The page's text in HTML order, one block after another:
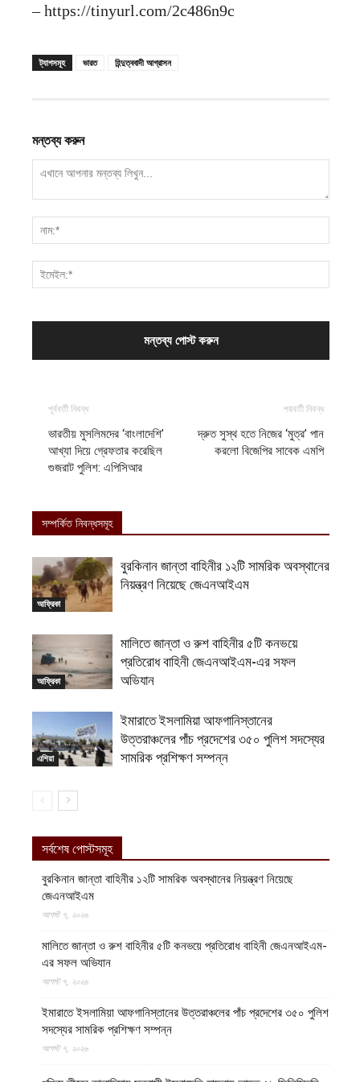
– https://tinyurl.com/2c486n9c
ট্যাগসমূহ ভারত হিন্দুত্ববাদী আগ্রাসন
মন্তব্য করুন
পূর্ববর্তী নিবন্ধ
ভারতীয় মুসলিমদের ‘বাংলাদেশি’
আখ্যা দিয়ে গ্রেফতার করেছিল
গুজরাট পুলিশ: এপিসিআর
পরবর্তী নিবন্ধ
দ্রুত সুস্থ হতে নিজের ‘মুত্র’ পান
করলো বিজেপির সাবেক এমপি
সম্পর্কিত নিবন্ধসমূহ
আফ্রিকা
বুরকিনান জান্তা বাহিনীর ১২টি সামরিক অবস্থানের
নিয়ন্ত্রণ নিয়েছে জেএনআইএম
আফ্রিকা
মালিতে জান্তা ও রুশ বাহিনীর ৫টি কনভয়ে
প্রতিরোধ বাহিনী জেএনআইএম-এর সফল
অভিযান
এশিয়া
ইমারাতে ইসলামিয়া আফগানিস্তানের
উত্তরাঞ্চলের পাঁচ প্রদেশের ৩৫০ পুলিশ সদস্যের
সামরিক প্রশিক্ষণ সম্পন্ন
সর্বশেষ পোস্টসমূহ
বুরকিনান জান্তা বাহিনীর ১২টি সামরিক অবস্থানের নিয়ন্ত্রণ নিয়েছে
জেএনআইএম
আগস্ট ৭, ২০২৬
মালিতে জান্তা ও রুশ বাহিনীর ৫টি কনভয়ে প্রতিরোধ বাহিনী জেএনআইএম-
এর সফল অভিযান
আগস্ট ৭, ২০২৬
ইমারাতে ইসলামিয়া আফগানিস্তানের উত্তরাঞ্চলের পাঁচ প্রদেশের ৩৫০ পুলিশ
সদস্যের সামরিক প্রশিক্ষণ সম্পন্ন
আগস্ট ৭, ২০২৬